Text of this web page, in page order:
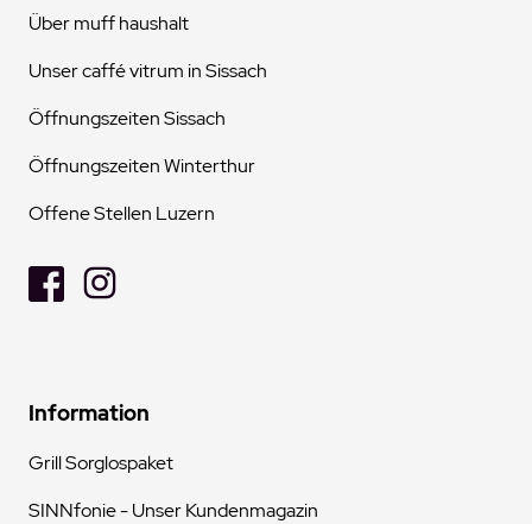
Über muff haushalt
Unser caffé vitrum in Sissach
Öffnungszeiten Sissach
Öffnungszeiten Winterthur
Offene Stellen Luzern
Information
Grill Sorglospaket
SINNfonie - Unser Kundenmagazin